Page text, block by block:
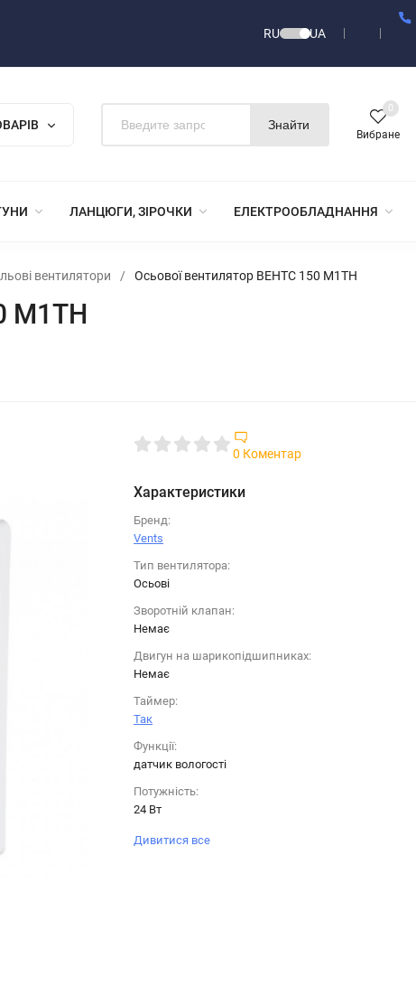
RU UA
Знайти
Вибране
0
ЛАНЦЮГИ, ЗІРОЧКИ ЕЛЕКТРООБЛАДНАННЯ
вентилятори / Осьової вентилятор ВЕНТС 150 М1ТН
М1ТН
0 Коментар
Характеристики
Бренд:
Vents
Тип вентилятора:
Осьові
Зворотній клапан:
Немає
Двигун на шарикопідшипниках:
Немає
Таймер:
Так
Функції:
датчик вологості
Потужність:
24 Вт
Дивитися все